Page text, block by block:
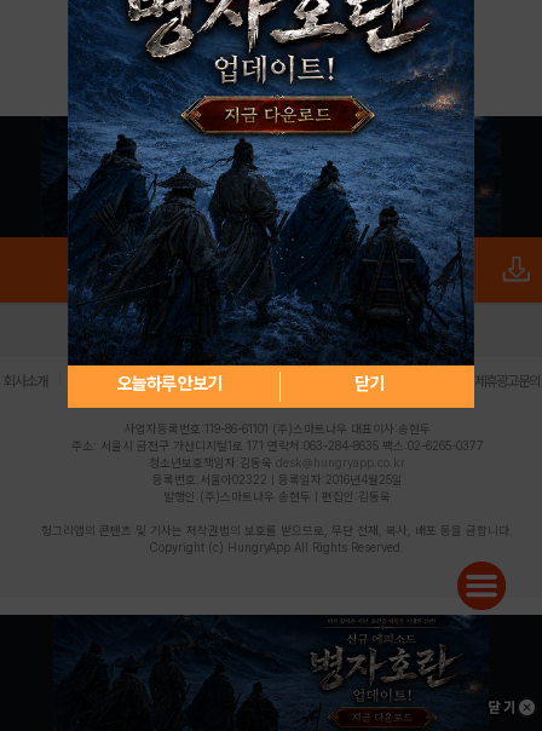
아이디 / 비밀번호 찾기 회원가입
오늘하루 안보기 닫기
로그인 PC버전 전체앱
회사소개 | 개인정보 처리방침 불법촬영물 신고센터 제휴광고문의
사업자등록번호:119-86-61101 (주)스마트나우 대표이사:송현두
주소: 서울시 금천구 가산디지털1로 171 연락처:063-284-8635 팩스:02-6265-0377
청소년보호책임자:김동욱 desk@hungryapp.co.kr
등록번호:서울아02322 | 등록일자:2016년4월25일
발행인:(주)스마트나우 송현두 | 편집인:김동욱
헝그리앱의 콘텐츠 및 기사는 저작권법의 보호를 받으므로, 무단 전재, 복사, 배포 등을 금합니다.
Copyright (c) HungryApp All Rights Reserved.